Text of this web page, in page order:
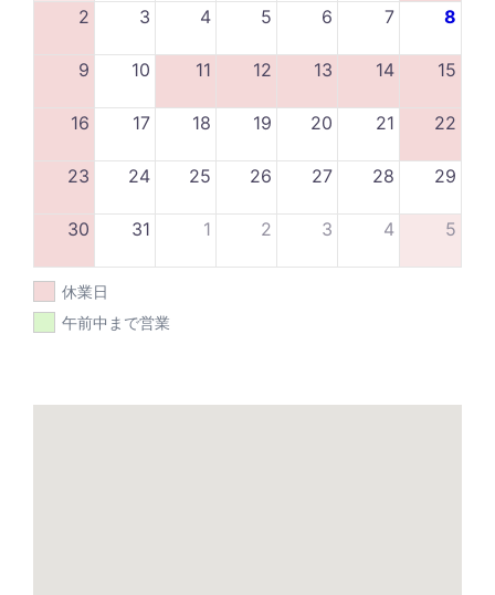
2 3 4 5 6 7 8
9 10 11 12 13 14 15
16 17 18 19 20 21 22
23 24 25 26 27 28 29
30 31 1 2 3 4 5
休業日
午前中まで営業